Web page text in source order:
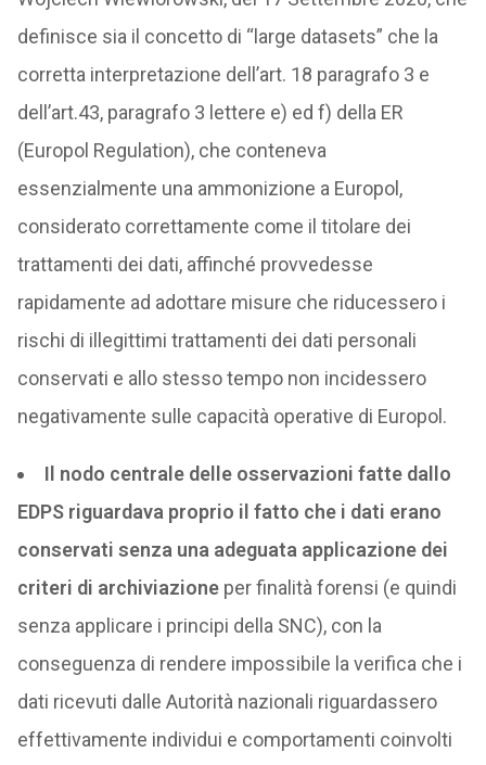
definisce sia il concetto di “large datasets” che la
corretta interpretazione dell’art. 18 paragrafo 3 e
dell’art.43, paragrafo 3 lettere e) ed f) della ER
(Europol Regulation), che conteneva
essenzialmente una ammonizione a Europol,
considerato correttamente come il titolare dei
trattamenti dei dati, affinché provvedesse
rapidamente ad adottare misure che riducessero i
rischi di illegittimi trattamenti dei dati personali
conservati e allo stesso tempo non incidessero
negativamente sulle capacità operative di Europol.
Il nodo centrale delle osservazioni fatte dallo
EDPS riguardava proprio il fatto che i dati erano
conservati senza una adeguata applicazione dei
criteri di archiviazioneper finalità forensi (e quindi
senza applicare i principi della SNC), con la
conseguenza di rendere impossibile la verifica che i
dati ricevuti dalle Autorità nazionali riguardassero
effettivamente individui e comportamenti coinvolti